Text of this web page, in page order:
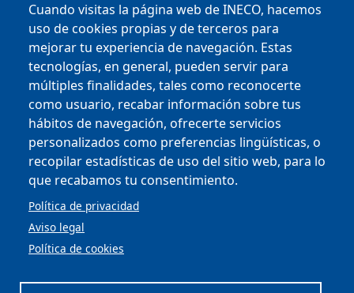
Cuando visitas la página web de INECO, hacemos
uso de cookies propias y de terceros para
mejorar tu experiencia de navegación. Estas
tecnologías, en general, pueden servir para
múltiples finalidades, tales como reconocerte
como usuario, recabar información sobre tus
hábitos de navegación, ofrecerte servicios
personalizados como preferencias lingüísticas, o
recopilar estadísticas de uso del sitio web, para lo
que recabamos tu consentimiento.
Política de privacidad
Aviso legal
Política de cookies
Copyright © 2025
MENU FOOTER
PERFIL DEL CONTRATANTE
OFICINA VIRTUAL
COMPLIANCE Y ÉTICA
AVISO LEGAL
CONTACTO
PRIVACIDAD
COOKIES
MAPA WEB